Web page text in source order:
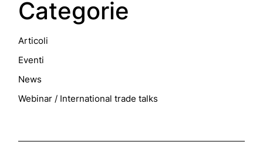
Categorie
Articoli
Eventi
News
Webinar / International trade talks